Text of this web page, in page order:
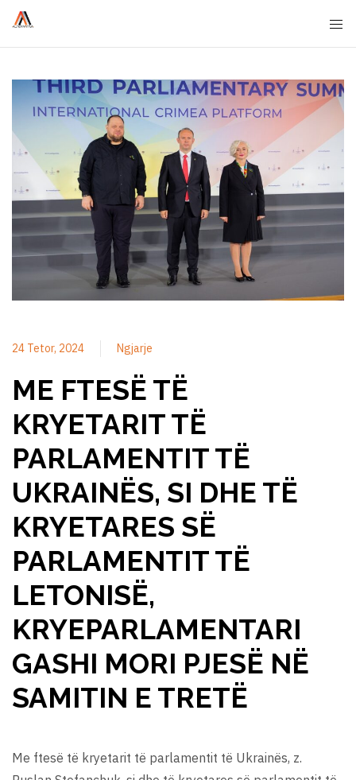
24 Tetor, 2024 Ngjarje
ME FTESË TË
KRYETARIT TË
PARLAMENTIT TË
UKRAINËS, SI DHE TË
KRYETARES SË
PARLAMENTIT TË
LETONISË,
KRYEPARLAMENTARI
GASHI MORI PJESË NË
SAMITIN E TRETË
Me ftesë të kryetarit të parlamentit të Ukrainës, z.